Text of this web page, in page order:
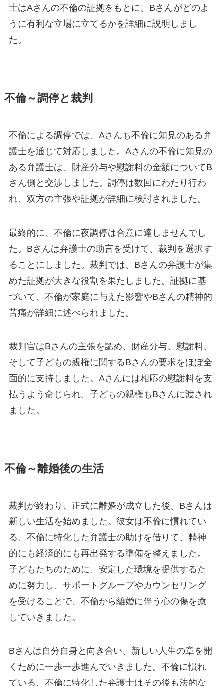
士はAさんの不倫の証拠をもとに、Bさんがどのよ
うに有利な立場に立てるかを詳細に説明しまし
た。
不倫～調停と裁判
不倫による調停では、Aさんも不倫に知見のある弁
護士を通じて対応しました。Aさんの不倫に知見の
ある弁護士は、財産分与や慰謝料の金額についてB
さん側と交渉しました。調停は数回にわたり行わ
れ、双方の主張や証拠が詳細に検討されました。
最終的に、不倫に夜調停は合意に達しませんでし
た。Bさんは弁護士の助言を受けて、裁判を選択す
ることにしました。裁判では、Bさんの弁護士が集
めた証拠が大きな役割を果たしました。証拠に基
づいて、不倫が家庭に与えた影響やBさんの精神的
苦痛が詳細に述べられました。
裁判官はBさんの主張を認め、財産分与、慰謝料、
そして子どもの親権に関するBさんの要求をほぼ全
面的に支持しました。Aさんには相応の慰謝料を支
払うよう命じられ、子どもの親権もBさんに渡され
ました。
不倫～離婚後の生活
裁判が終わり、正式に離婚が成立した後、Bさんは
新しい生活を始めました。彼女は不倫に慣れてい
る、不倫に特化した弁護士の助けを借りて、精神
的にも経済的にも再出発する準備を整えました。
子どもたちのために、安定した環境を提供するた
めに努力し、サポートグループやカウンセリング
を受けることで、不倫から離婚に伴う心の傷を癒
していきました。
Bさんは自分自身と向き合い、新しい人生の章を開
くために一歩一歩進んでいきました。不倫に慣れ
ている、不倫に特化した弁護士はその後も法的な